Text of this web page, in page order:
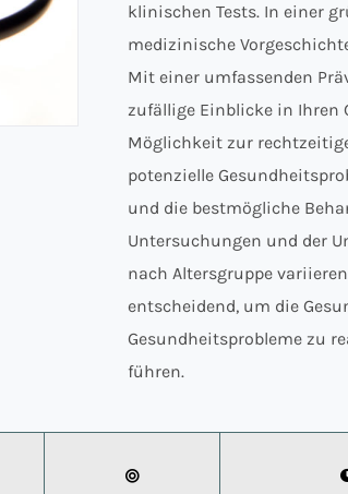
klinischen Tests. In einer
medizinische
Mit einer umfassenden
zufällige Einblicke in Ihren
Möglichkeit zur
potenzielle
und die bestmögliche
Untersuchungen und der
nach Altersgruppe
entscheidend, um die
Gesundheitsprobleme zu
führen.